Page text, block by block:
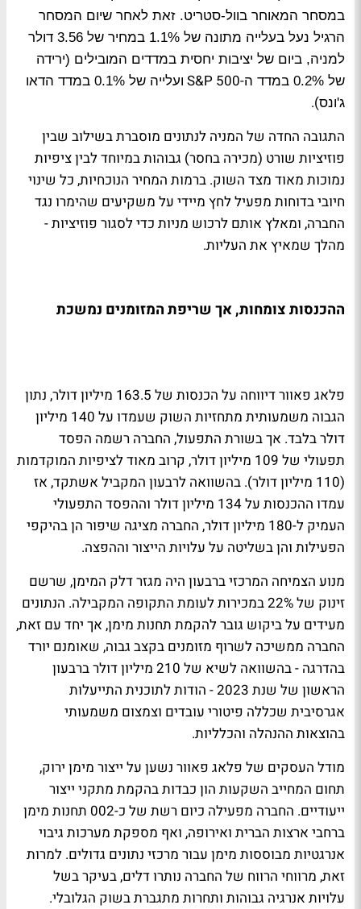
במסחר המאוחר בוול-סטריט. זאת לאחר שיום המסחר
הרגיל נעל בעלייה מתונה של 1.1% במחיר של 3.56 דולר
למניה, ביום של יציבות יחסית במדדים המובילים (ירידה
של 0.2% במדד ה
-S&P 500
ועלייה של 0.1% במדד הדאו
ג'ונס).
התגובה החדה של המניה לנתונים מוסברת בשילוב שבין
פוזיציות שורט (מכירה בחסר) גבוהות במיוחד לבין ציפיות
נמוכות מאוד מצד השוק. ברמות המחיר הנוכחיות, כל שינוי
חיובי בדוחות מפעיל לחץ מיידי על משקיעים שהימרו נגד
החברה, ומאלץ אותם לרכוש מניות כדי לסגור פוזיציות -
מהלך שמאיץ את העליות.
ההכנסות צומחות, אך שריפת המזומנים נמשכת
פלאג פאוור דיווחה על הכנסות של 163.5 מיליון דולר, נתון
הגבוה משמעותית מתחזיות השוק שעמדו על 140 מיליון
דולר בלבד. אך בשורת התפעול, החברה רשמה הפסד
תפעולי של 109 מיליון דולר, קרוב מאוד לציפיות המוקדמות
(110 מיליון דולר). בהשוואה לרבעון המקביל אשתקד, אז
עמדו ההכנסות על 134 מיליון דולר וההפסד התפעולי
העמיק ל-180 מיליון דולר, החברה מציגה שיפור הן בהיקפי
הפעילות והן בשליטה על עלויות הייצור וההפצה.
מנוע הצמיחה המרכזי ברבעון היה מגזר דלק המימן, שרשם
זינוק של 22% במכירות לעומת התקופה המקבילה. הנתונים
מעידים על ביקוש גובר להקמת תחנות מימן, אך יחד עם זאת,
החברה ממשיכה לשרוף מזומנים בקצב גבוה, שאומנם יורד
בהדרגה - בהשוואה לשיא של 210 מיליון דולר ברבעון
הראשון של שנת 2023 - הודות לתוכנית התייעלות
אגרסיבית שכללה פיטורי עובדים וצמצום משמעותי
בהוצאות ההנהלה והכלליות.
מודל העסקים של פלאג פאוור נשען על ייצור מימן ירוק,
תחום המחייב השקעות הון כבדות בהקמת מתקני ייצור
ייעודיים. החברה מפעילה כיום רשת של כ-2 00 תחנות מימן
ברחבי ארצות הברית ואירופה, ואף מספקת מערכות גיבוי
אנרגטיות מבוססות מימן עבור מרכזי נתונים גדולים. למרות
זאת, מרווחי הרווח של החברה נותרו דלים, בעיקר בשל
עלויות אנרגיה גבוהות ותחרות מתגברת בשוק הגלובלי.